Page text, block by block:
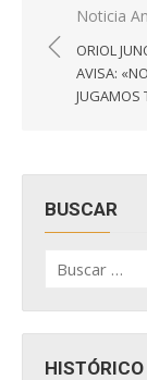
de
Noticia
ORIOL
AVISA:
JUGAMOS
BUSCAR
por: